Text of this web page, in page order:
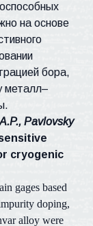
на основе
бора,
металл–
Pavlovsky
cryogenic
gages based
doping,
alloy were